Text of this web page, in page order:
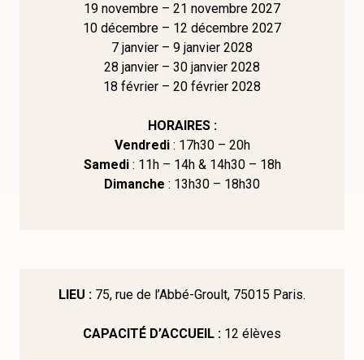
19 novembre – 21 novembre 2027
10 décembre – 12 décembre 2027
7 janvier – 9 janvier 2028
28 janvier – 30 janvier 2028
18 février – 20 février 2028
HORAIRES :
Vendredi: 17h30 – 20h
Samedi: 11h – 14h & 14h30 – 18h
Dimanche : 13h30 – 18h30
LIEU : 75, rue de l’Abbé-Groult, 75015 Paris.
CAPACITÉ D’ACCUEIL : 12 élèves